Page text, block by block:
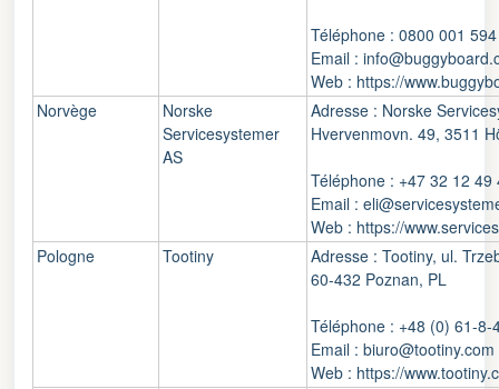
Téléphone : 0800 001 594
Email :
Web : https://
Norvège
Norske
Servicesystemer
AS
Adresse : Norske
Hvervenmovn. 49, 3511
Téléphone : +47 32 12 49
Email :
Web : https://
Pologne
Tootiny
Adresse : Tootiny, ul.
60-432 Poznan, PL
Téléphone : +48 (0) 61-8-
Email : biuro@tootiny.com
Web : https://